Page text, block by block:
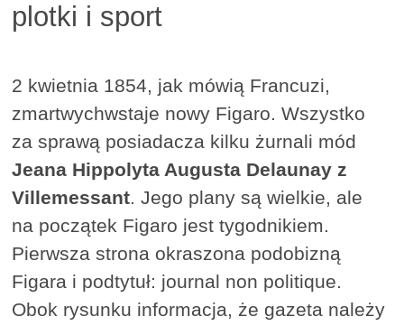
plotki i sport
2 kwietnia 1854, jak mówią Francuzi,
zmartwychwstaje nowy Figaro. Wszystko
za sprawą posiadacza kilku żurnali mód
Jeana Hippolyta Augusta Delaunay z
Villemessant. Jego plany są wielkie, ale
na początek Figaro jest tygodnikiem.
Pierwsza strona okraszona podobizną
Figara i podtytuł: journal non politique.
Obok rysunku informacja, że gazeta należy